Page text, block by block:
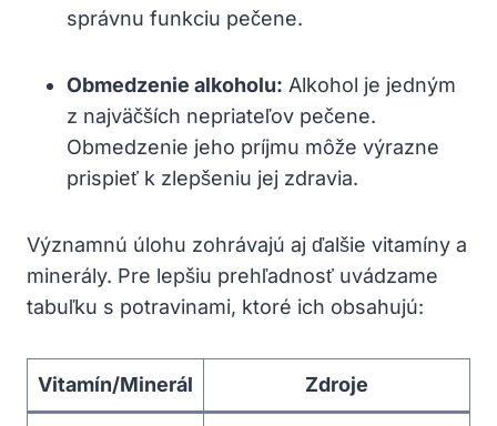
správnu funkciu pečene.
Obmedzenie alkoholu: Alkohol je jedným
z najväčších nepriateľov pečene.
Obmedzenie jeho príjmu môže výrazne
prispieť k zlepšeniu jej zdravia.
Významnú úlohu zohrávajú aj ďalšie vitamíny a
minerály. Pre lepšiu prehľadnosť uvádzame
tabuľku s potravinami, ktoré ich obsahujú:
Vitamín/Minerál Zdroje